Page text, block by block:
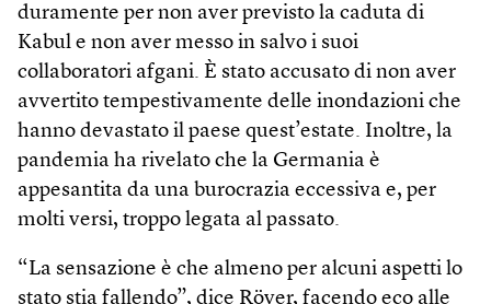
duramente per non aver previsto la caduta di
Kabul e non aver messo in salvo i suoi
collaboratori afgani. È stato accusato di non aver
avvertito tempestivamente delle inondazioni che
hanno devastato il paese quest’estate. Inoltre, la
pandemia ha rivelato che la Germania è
appesantita da una burocrazia eccessiva e, per
molti versi, troppo legata al passato.
“La sensazione è che almeno per alcuni aspetti lo
stato stia fallendo”, dice Rö­ver, facendo eco alle